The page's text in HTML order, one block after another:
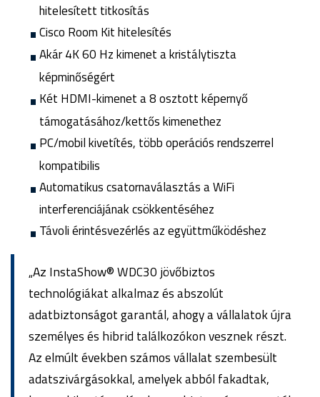
hitelesített titkosítás
Cisco Room Kit hitelesítés
Akár 4K 60 Hz kimenet a kristálytiszta
képminőségért
Két HDMI-kimenet a 8 osztott képernyő
támogatásához/kettős kimenethez
PC/mobil kivetítés, több operációs rendszerrel
kompatibilis
Automatikus csatornaválasztás a WiFi
interferenciájának csökkentéséhez
Távoli érintésvezérlés az együttműködéshez
„Az InstaShow® WDC30 jövőbiztos
technológiákat alkalmaz és abszolút
adatbiztonságot garantál, ahogy a vállalatok újra
személyes és hibrid találkozókon vesznek részt.
Az elmúlt években számos vállalat szembesült
adatszivárgásokkal, amelyek abból fakadtak,